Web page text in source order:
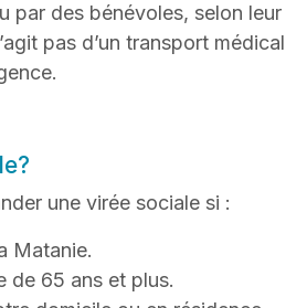
par des bénévoles, selon leur
pas d’un transport médical
une virée sociale si :
Matanie.
de 65 ans et plus.